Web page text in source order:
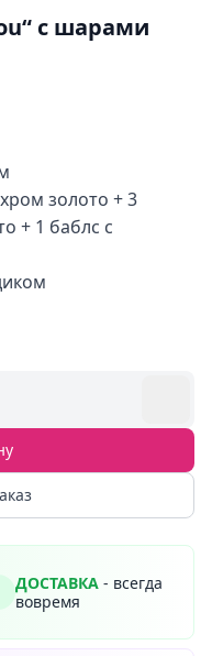
с шарами
золото + 3
+ 1 баблс с
ДОСТАВКА - всегда
вовремя